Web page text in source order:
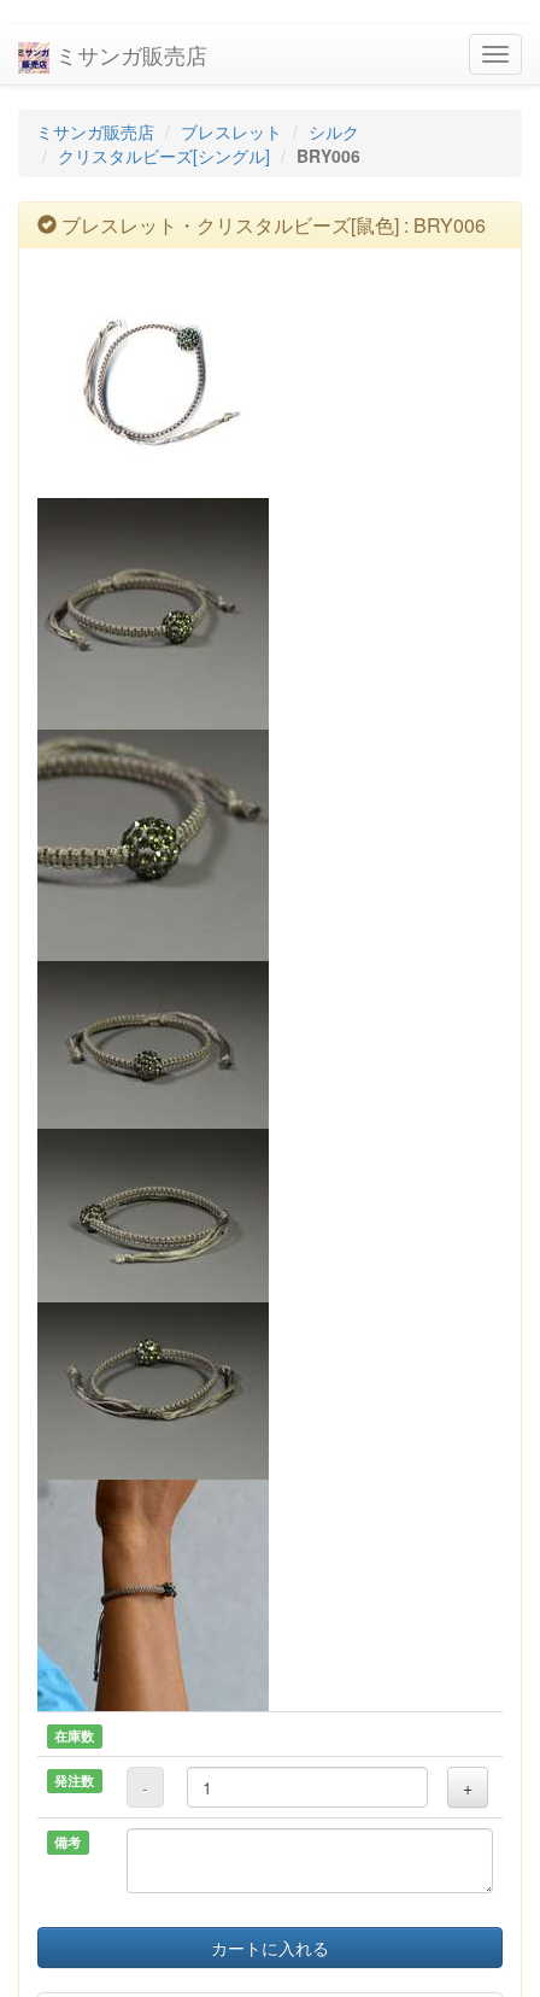
ミサンガ販売店
ミサンガ販売店 ブレスレット
シルク
クリスタルビーズ[シングル]
BRY006
ブレスレット・クリスタルビーズ[鼠色] : BRY006
在庫数
発注数 - +
備考
カートに入れる